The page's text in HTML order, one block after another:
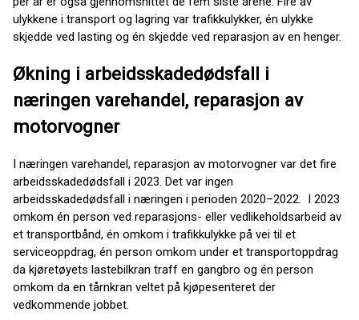
ulykkene i transport og lagring var trafikkulykker, én ulykke
skjedde ved lasting og én skjedde ved reparasjon av en henger.
Økning i arbeidsskadedødsfall i
næringen varehandel, reparasjon av
motorvogner
I næringen varehandel, reparasjon av motorvogner var det fire
arbeidsskadedødsfall i 2023. Det var ingen
arbeidsskadedødsfall i næringen i perioden 2020–2022. I 2023
omkom én person ved reparasjons- eller vedlikeholdsarbeid av
et transportbånd, én omkom i trafikkulykke på vei til et
serviceoppdrag, én person omkom under et transportoppdrag
da kjøretøyets lastebilkran traff en gangbro og én person
omkom da en tårnkran veltet på kjøpesenteret der
vedkommende jobbet.